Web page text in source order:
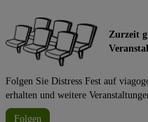
Zurzeit
Folgen Sie Distress Fest auf
erhalten und weitere
Folgen